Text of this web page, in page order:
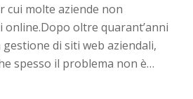
cui molte aziende non
oltre quarant’anni
di siti web aziendali,
spesso il problema non è…